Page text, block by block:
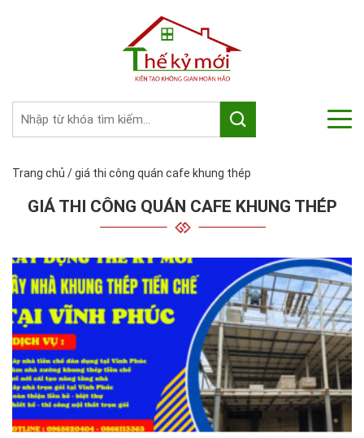
Trang chủ /giá thi công quán cafe khung thép
GIÁ THI CÔNG QUÁN CAFE KHUNG THÉP